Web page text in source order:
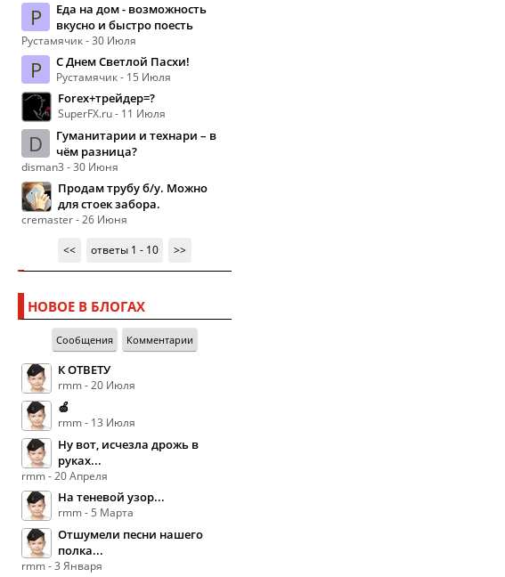
Р
Еда на дом - возможность
вкусно и быстро поесть
Рустамячик - 30 Июля
Р С Днем Светлой Пасхи!
Рустамячик - 15 Июля
Forex+трейдер=?
SuperFX.ru - 11 Июля
D
Гуманитарии и технари – в
чём разница?
disman3 - 30 Июня
Продам трубу б/у. Можно
для стоек забора.
cremaster - 26 Июня
<<
ответы 1 - 10 >>
НОВОЕ В БЛОГАХ
Сообщения Комментарии
К ОТВЕТУ
rmm - 20 Июля
🍏
rmm - 13 Июля
Ну вот, исчезла дрожь в
руках...
rmm - 20 Апреля
На теневой узор...
rmm - 5 Марта
Отшумели песни нашего
полка...
rmm - 3 Января